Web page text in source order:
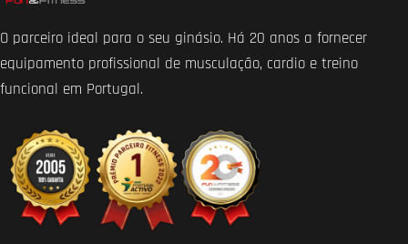
O parceiro ideal para o seu ginásio. Há 20 anos a fornecer
equipamento profissional de musculação, cardio e treino
funcional em Portugal.